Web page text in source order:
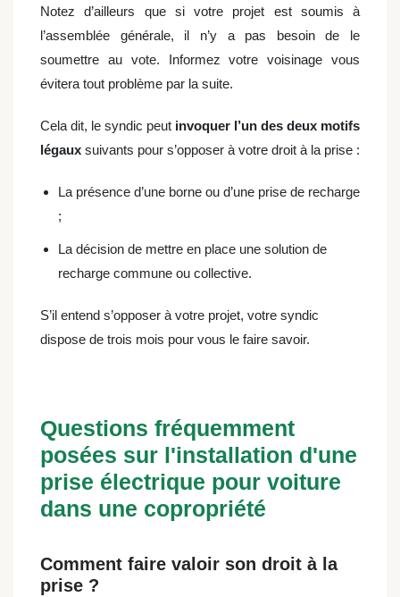
Notez d’ailleurs que si votre projet est soumis à
l’assemblée générale, il n’y a pas besoin de le
soumettre au vote. Informez votre voisinage vous
évitera tout problème par la suite.
Cela dit, le syndic peut invoquer l’un des deux motifs
légaux suivants pour s’opposer à votre droit à la prise :
La présence d’une borne ou d’une prise de recharge
;
La décision de mettre en place une solution de
recharge commune ou collective.
S’il entend s’opposer à votre projet, votre syndic
dispose de trois mois pour vous le faire savoir.
Questions fréquemment
posées sur l'installation d'une
prise électrique pour voiture
dans une copropriété
Comment faire valoir son droit à la
prise ?